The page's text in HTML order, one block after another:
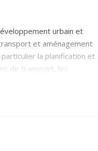
urbain et
et aménagement
la planification et
de transport, les
collectif et au transport
également la
villes, ainsi que les liens
le transport et